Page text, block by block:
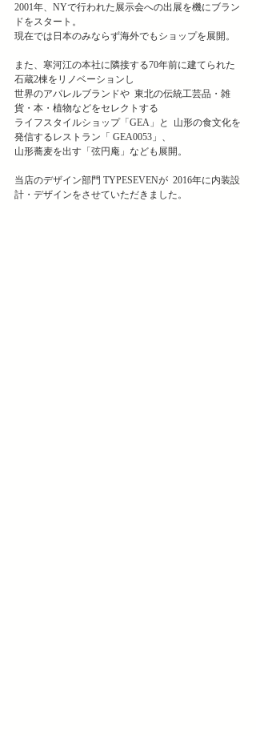
2001年、NYで行われた展示会への出展を機にブラン
ドをスタート。
現在では日本のみならず海外でもショップを展開。
また、寒河江の本社に隣接する70年前に建てられた
石蔵2棟をリノベーションし
世界のアパレルブランドや  東北の伝統工芸品・雑
貨・本・植物などをセレクトする
ライフスタイルショップ「GEA」と  山形の食文化を
発信するレストラン「 GEA0053」、
山形蕎麦を出す「弦円庵」なども展開。
当店のデザイン部門 TYPESEVENが  2016年に内装設
計・デザインをさせていただきました。